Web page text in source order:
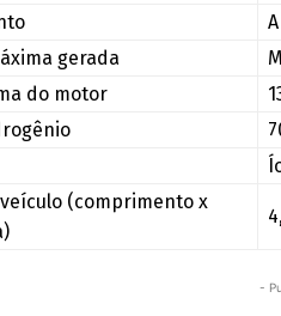
gerada
do motor
(comprimento x
-